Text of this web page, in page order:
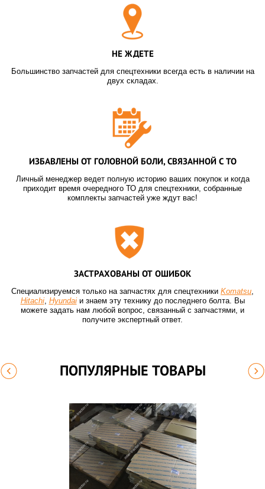
НЕ ЖДЕТЕ
Большинство запчастей для спецтехники всегда есть в наличии на
двух складах.
ИЗБАВЛЕНЫ ОТ ГОЛОВНОЙ БОЛИ, СВЯЗАННОЙ С ТО
Личный менеджер ведет полную историю ваших покупок и когда
приходит время очередного ТО для спецтехники, собранные
комплекты запчастей уже ждут вас!
ЗАСТРАХОВАНЫ ОТ ОШИБОК
Специализируемся только на запчастях для спецтехники Komatsu,
Hitachi, Hyundaiи знаем эту технику до последнего болта. Вы
можете задать нам любой вопрос, связанный с запчастями, и
получите экспертный ответ.
ПОПУЛЯРНЫЕ ТОВАРЫ